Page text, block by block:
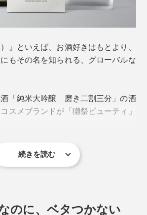
』といえば、お酒好きはもとより、
もその名を知られる、グローバルな
「純米大吟醸 磨き二割三分」の酒
スメブランドが「獺祭ビューティ」
は、米の外側77％を削り（「磨く」
ないクリアな味わいが特徴。
続きを読む
のに、ベタつかない